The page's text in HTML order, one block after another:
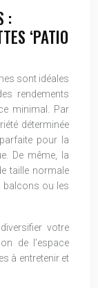
:
‘PATIO
sont idéales
rendements
minimal. Par
déterminée
pour la
De même, la
taille normale
balcons ou les
votre
de l’espace
à entretenir et